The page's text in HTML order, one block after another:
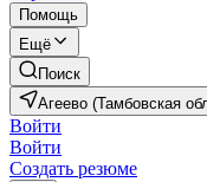
Помощь
Ещё
Поиск
Агеево (Тамбовская
Войти
Войти
Создать резюме